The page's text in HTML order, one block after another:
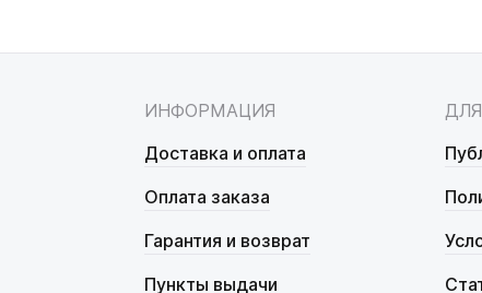
ИНФОРМАЦИЯ
Доставка и оплата
Оплата заказа
Гарантия и возврат
Пункты выдачи